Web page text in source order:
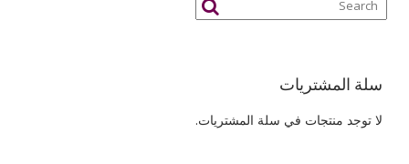
سلة المشتريات
لا توجد منتجات في سلة المشتريات.